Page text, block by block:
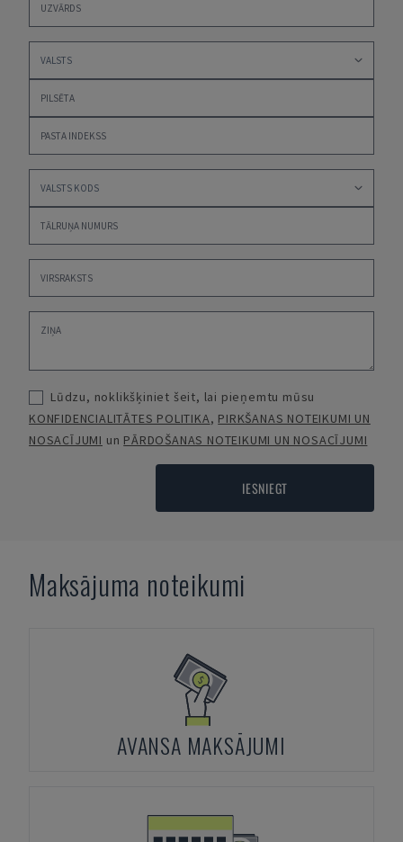
Lūdzu, noklikšķiniet šeit, lai pieņemtu mūsu
KONFIDENCIALITĀTES POLITIKA, PIRKŠANAS NOTEIKUMI UN
NOSACĪJUMI un PĀRDOŠANAS NOTEIKUMI UN NOSACĪJUMI
IESNIEGT
Maksājuma noteikumi
AVANSA MAKSĀJUMI